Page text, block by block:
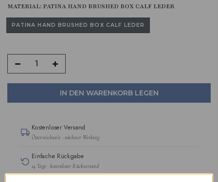
MATERIAL: PATINA HAND BRUSHED BOX CALF LEDER
PATINA HAND BRUSHED BOX CALF LEDER
IN DEN WARENKORB LEGEN
Kostenloser Versand
Österreichweit · nächster Werktag
Einfache Rückgabe
14 Tage · kostenloser Rückversand